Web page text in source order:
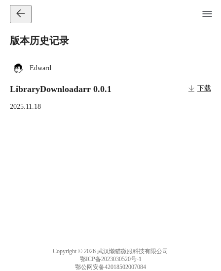
版本历史记录
Edward
LibraryDownloadarr 0.0.1 下载
2025.11.18
Copyright © 2026 武汉懒猫微服科技有限公司
鄂ICP备2023030520号-1
鄂公网安备42018502007084